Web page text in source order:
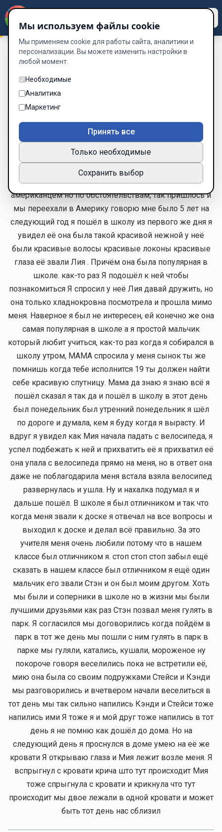
Я и ты / Я и ты первая часть
Я и ты первая часть
Глава 1 из 1
Шрифт
Мне было 5 лет, когда я перехал в Лондон с
родителями до этого мы жили в Америке. я был сам
американцем но по обстоятельствам, так пришлось и
мы переехали в Америку говорю мне было 5 лет на
следующий год я пошёл в школу из первого же дня я
увидел её она была такой красивой нежной у неё
были красивые волосы красивые локоны красивые
глаза её звали Лия . Причём она была популярная в
школе. как-то раз Я подошёл к ней чтобы
познакомиться Я спросил у неё Лия давай дружить, но
она только хладнокровна посмотрела и прошла мимо
меня. Наверное я был не интересен, ей конечно же она
самая популярная в школе а я простой мальчик
который любит учиться, как-то раз когда я собирался в
школу утром, МАМА спросила у меня сынок ты же
помнишь когда тебе исполнится 19 ты должен найти
себе красивую спутницу. Мама да знаю я знаю всё я
пошёл сказал я так да и пошёл в школу в этот день
был понедельник был утренний понедельник я шёл
по дороге и думала, кем я буду когда я вырасту. И
вдруг я увидел как Мия начала падать с велосипеда, я
успел подбежать к ней и прихватить её я прихватил её
она упала с велосипеда прямо на меня, но в ответ она
даже не поблагодарила меня встала взяла велосипед
развернулась и ушла. Ну и нахалка подумал я и
дальше пошёл. В школе я был отличником и так что
когда меня звали к доске я отвечал на все вопросы и
выходил к доске и делал всё правильно. За это
учителя меня очень любили потому что в нашем
классе был отличником я. стоп стоп стоп забыл ещё
сказать в нашем классе был отличником я ещё один
мальчик его звали Стэн и он был моим другом. Хоть
мы были и соперники в школе но в жизни мы были
лучшими друзьями как раз Стэн позвал меня гулять в
парк. Я согласился мы договорились когда пойдём в
парк в тот же день мы пошли с ним гулять в парк в
парке мы гуляли, катались, кушали, мороженое ну
покороче говоря веселились пока не встретили её,
мию она была со своим подружками Стейси и Кэнди
мы разговорились и вчетвером начали веселиться в
тот день мы так сильно напились Кэнди и Стейси тоже
напились ими Я тоже я и мой друг тоже напились в тот
день я не помню как дошёл до дома. Но на
следующий день я проснулся в доме умею на её же
кровати Я открываю глаза и Мия лежит возле меня. Я
вспрыгнул с кровати крича што тут происходит Мия
тоже спрыгнула с кровати и крикнула что тут
происходит мы двое лежали в одной кровати и может
быть тот день нас сблизил
Мы используем файлы cookie
Мы применяем cookie для работы сайта, аналитики и
персонализации. Вы можете изменить настройки в
любой момент.
Необходимые
Аналитика
Маркетинг
Принять все
Только необходимые
Сохранить выбор